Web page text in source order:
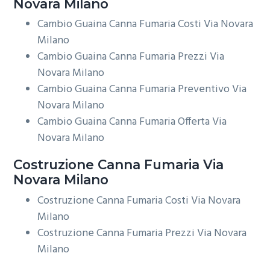
Novara Milano
Cambio Guaina Canna Fumaria Costi Via Novara
Milano
Cambio Guaina Canna Fumaria Prezzi Via
Novara Milano
Cambio Guaina Canna Fumaria Preventivo Via
Novara Milano
Cambio Guaina Canna Fumaria Offerta Via
Novara Milano
Costruzione Canna Fumaria Via
Novara Milano
Costruzione Canna Fumaria Costi Via Novara
Milano
Costruzione Canna Fumaria Prezzi Via Novara
Milano